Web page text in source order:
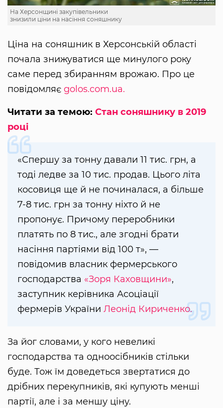
На Херсонщині закупівельники
знизили ціни на насіння соняшнику
Ціна на соняшник в Херсонській області
почала знижуватися ще минулого року
саме перед збиранням врожаю. Про це
повідомляє golos.com.ua.
Читати за темою: Стан соняшнику в 2019
році
«Спершу за тонну давали 11 тис. грн, а
тоді ледве за 10 тис. продав. Цього літа
косовиця ще й не починалася, а більше
7-8 тис. грн за тонну ніхто й не
пропонує. Причому переробники
платять по 8 тис., але згодні брати
насіння партіями від 100 т», —
повідомив власник фермерського
господарства «Зоря Каховщини»,
заступник керівника Асоціації
фермерів України Леонід Кириченко.
За йог словами, у кого невеликі
господарства та одноосібників стільки
буде. Тож їм доведеться звертатися до
дрібних перекупників, які купують менші
партії, але і за меншу ціну.